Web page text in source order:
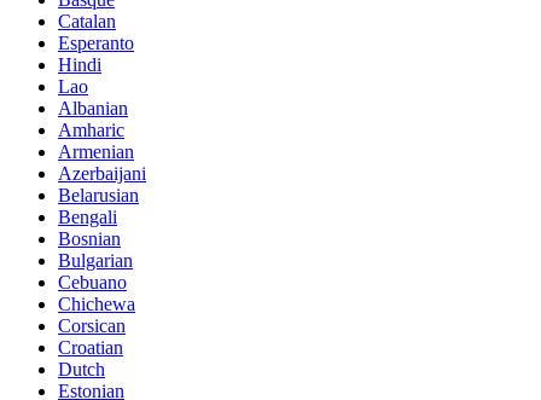
Catalan
Esperanto
Hindi
Lao
Albanian
Amharic
Armenian
Azerbaijani
Belarusian
Bengali
Bosnian
Bulgarian
Cebuano
Chichewa
Corsican
Croatian
Dutch
Estonian